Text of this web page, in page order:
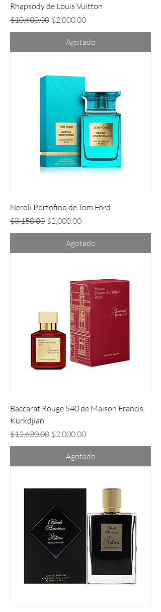
Rhapsody de Louis Vuitton
Precio
$10,600.00 Precio de oferta
$2,000.00
Agotado
Neroli Portofino de Tom Ford
Precio
$8,150.00 Precio de oferta
$2,000.00
Agotado
Baccarat Rouge 540 de Maison Francis
Kurkdjian
Precio
$12,620.00 Precio de oferta
$2,000.00
Agotado